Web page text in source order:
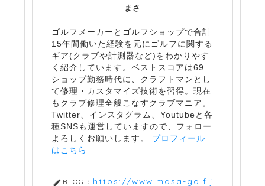
まさ
ゴルフメーカーとゴルフショップで合計
15年間働いた経験を元にゴルフに関する
ギア(クラブや計測器など)をわかりやす
く紹介しています。ベストスコアは69
ショップ勤務時代に、クラフトマンとし
て修理・カスタマイズ技術を習得。現在
もクラブ修理全般こなすクラブマニア。
Twitter、インスタグラム、Youtubeと各
種SNSも運営していますので、フォロー
よろしくお願いします。 プロフィール
はこちら
BLOG： https://www.masa-golf.j